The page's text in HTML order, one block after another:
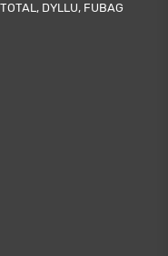
DYLLU, FUBAG